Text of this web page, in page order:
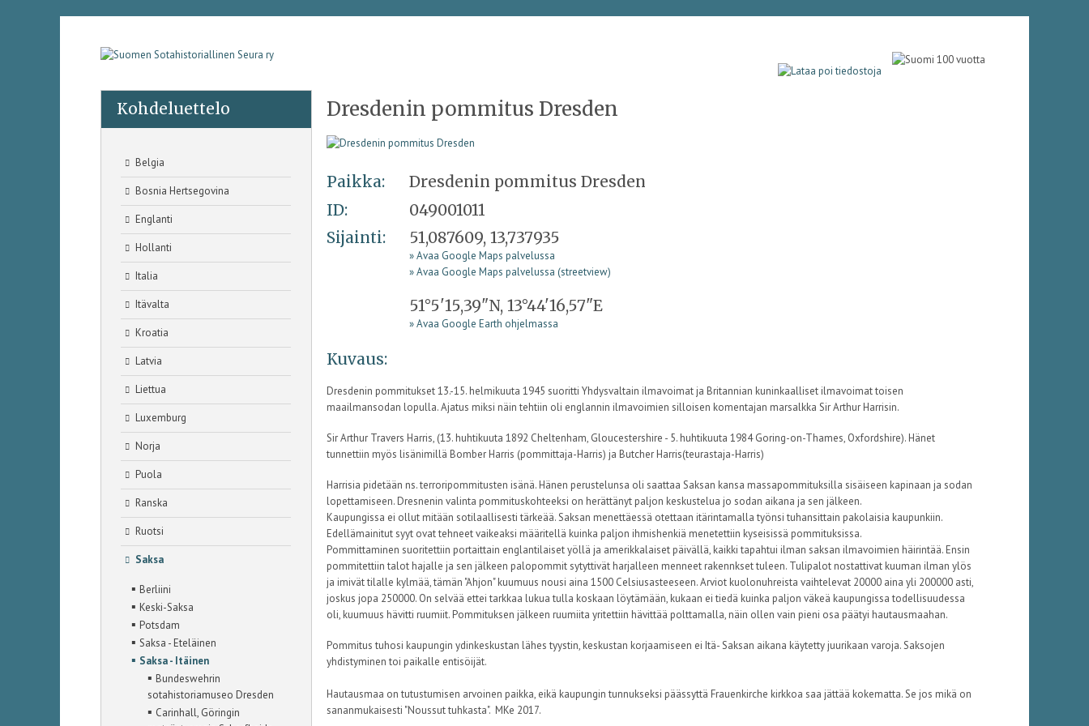
Kohdeluettelo
Belgia
Bosnia Hertsegovina
Englanti
Hollanti
Italia
Itävalta
Kroatia
Latvia
Liettua
Luxemburg
Norja
Puola
Ranska
Ruotsi
Saksa
▪ Berliini
▪ Keski-Saksa
▪ Potsdam
▪ Saksa - Eteläinen
▪ Saksa - Itäinen
▪ Bundeswehrin
sotahistoriamuseo Dresden
▪ Carinhall, Göringin
Dresdenin pommitus Dresden
Paikka:
Dresdenin pommitus Dresden
ID:
049001011
Sijainti:
51,087609, 13,737935
» Avaa Google Maps palvelussa
» Avaa Google Maps palvelussa (streetview)
51°5'15,39"N, 13°44'16,57"E
» Avaa Google Earth ohjelmassa
Kuvaus:
Dresdenin pommitukset 13.-15. helmikuuta 1945 suoritti Yhdysvaltain ilmavoimat ja Britannian kuninkaalliset ilmavoimat toisen
maailmansodan lopulla. Ajatus miksi näin tehtiin oli englannin ilmavoimien silloisen komentajan marsalkka Sir Arthur Harrisin.
Sir Arthur Travers Harris, (13. huhtikuuta 1892 Cheltenham, Gloucestershire - 5. huhtikuuta 1984 Goring-on-Thames, Oxfordshire). Hänet
tunnettiin myös lisänimillä Bomber Harris (pommittaja-Harris) ja Butcher Harris(teurastaja-Harris)
Harrisia pidetään ns. terroripommitusten isänä. Hänen perustelunsa oli saattaa Saksan kansa massapommituksilla sisäiseen kapinaan ja sodan
lopettamiseen. Dresnenin valinta pommituskohteeksi on herättänyt paljon keskustelua jo sodan aikana ja sen jälkeen.
Kaupungissa ei ollut mitään sotilaallisesti tärkeää. Saksan menettäessä otettaan itärintamalla työnsi tuhansittain pakolaisia kaupunkiin.
Edellämainitut syyt ovat tehneet vaikeaksi määritellä kuinka paljon ihmishenkiä menetettiin kyseisissä pommituksissa.
Pommittaminen suoritettiin portaittain englantilaiset yöllä ja amerikkalaiset päivällä, kaikki tapahtui ilman saksan ilmavoimien häirintää. Ensin
pommitettiin talot hajalle ja sen jälkeen palopommit sytyttivät harjalleen menneet rakennkset tuleen. Tulipalot nostattivat kuuman ilman ylös
ja imivät tilalle kylmää, tämän "Ahjon" kuumuus nousi aina 1500 Celsiusasteeseen. Arviot kuolonuhreista vaihtelevat 20000 aina yli 200000 asti,
joskus jopa 250000. On selvää ettei tarkkaa lukua tulla koskaan löytämään, kukaan ei tiedä kuinka paljon väkeä kaupungissa todellisuudessa
oli, kuumuus hävitti ruumiit. Pommituksen jälkeen ruumiita yritettiin hävittää polttamalla, näin ollen vain pieni osa päätyi hautausmaahan.
Pommitus tuhosi kaupungin ydinkeskustan lähes tyystin, keskustan korjaamiseen ei Itä- Saksan aikana käytetty juurikaan varoja. Saksojen
yhdistyminen toi paikalle entisöijät.
Hautausmaa on tutustumisen arvoinen paikka, eikä kaupungin tunnukseksi päässyttä Frauenkirche kirkkoa saa jättää kokematta. Se jos mikä on
sananmukaisesti "Noussut tuhkasta". MKe 2017.